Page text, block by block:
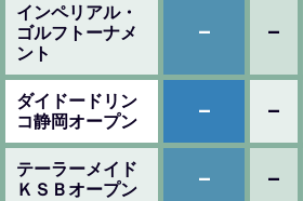
インペリアル・
ゴルフトーナメ
ント
– –
ダイドードリン
コ静岡オープン
– –
テーラーメイド
ＫＳＢオープン
– –